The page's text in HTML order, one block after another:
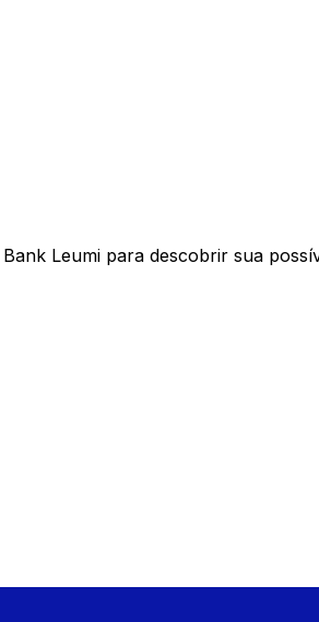
Leumi para descobrir sua